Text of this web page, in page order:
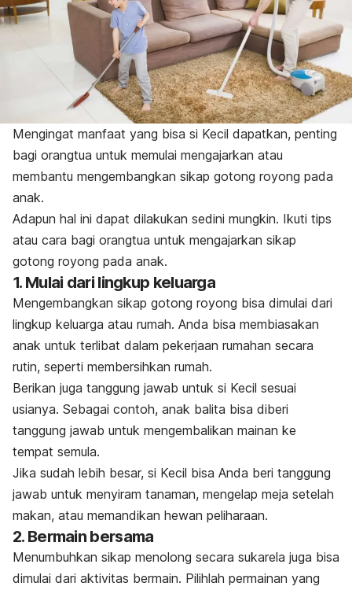
Mengingat manfaat yang bisa si Kecil dapatkan, penting
bagi orangtua untuk memulai mengajarkan atau
membantu mengembangkan sikap gotong royong pada
anak.
Adapun hal ini dapat dilakukan sedini mungkin. Ikuti tips
atau cara bagi orangtua untuk mengajarkan sikap
gotong royong pada anak.
1. Mulai dari lingkup keluarga
Mengembangkan sikap gotong royong bisa dimulai dari
lingkup keluarga atau rumah. Anda bisa membiasakan
anak untuk terlibat dalam pekerjaan rumahan secara
rutin, seperti membersihkan rumah.
Berikan juga tanggung jawab untuk si Kecil sesuai
usianya. Sebagai contoh, anak balita bisa diberi
tanggung jawab untuk mengembalikan mainan ke
tempat semula.
Jika sudah lebih besar, si Kecil bisa Anda beri tanggung
jawab untuk menyiram tanaman, mengelap meja setelah
makan, atau memandikan hewan peliharaan.
2. Bermain bersama
Menumbuhkan sikap menolong secara sukarela juga bisa
dimulai dari aktivitas bermain. Pilihlah permainan yang